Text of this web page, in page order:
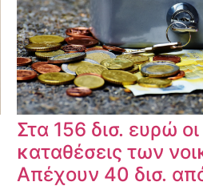
Στα 156 δισ. ευρώ οι
καταθέσεις των
Απέχουν 40 δισ.